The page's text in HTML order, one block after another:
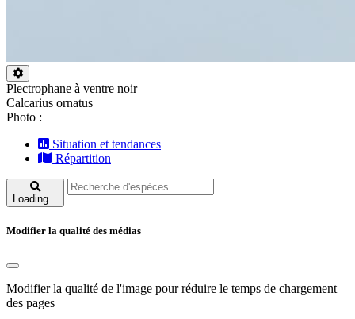
Plectrophane à ventre noir
Calcarius ornatus
Photo :
Situation et tendances
Répartition
Loading...
Modifier la qualité des médias
Modifier la qualité de l'image pour réduire le temps de chargement
des pages